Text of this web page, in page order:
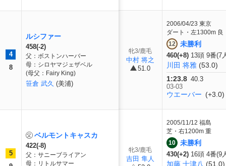
4
8
ルシファー
458(-2)
父：ボストンハーバー
母：シロヤマジェザベル
(母父：Fairy King)
笹倉 武久 (美浦)
5
ベルモントキャスカ
422(-8)
父：サニーブライアン
母：リトルサマー
牝3/鹿毛
中村 将之
51.0
2006/04/23 東京
ダート・左1300m 良
12
未勝利
460(+8) 13頭 9番(7
川田 将雅 (53.0)
1:23.8 40.3
03-03
ウエーバー (+3.0)
牝3/鹿毛
吉田 隼人
2005/11/12 福島
芝・右1200m 重
10
未勝利
430(+2) 16頭 4番(9
加藤 士津八 (51.0)